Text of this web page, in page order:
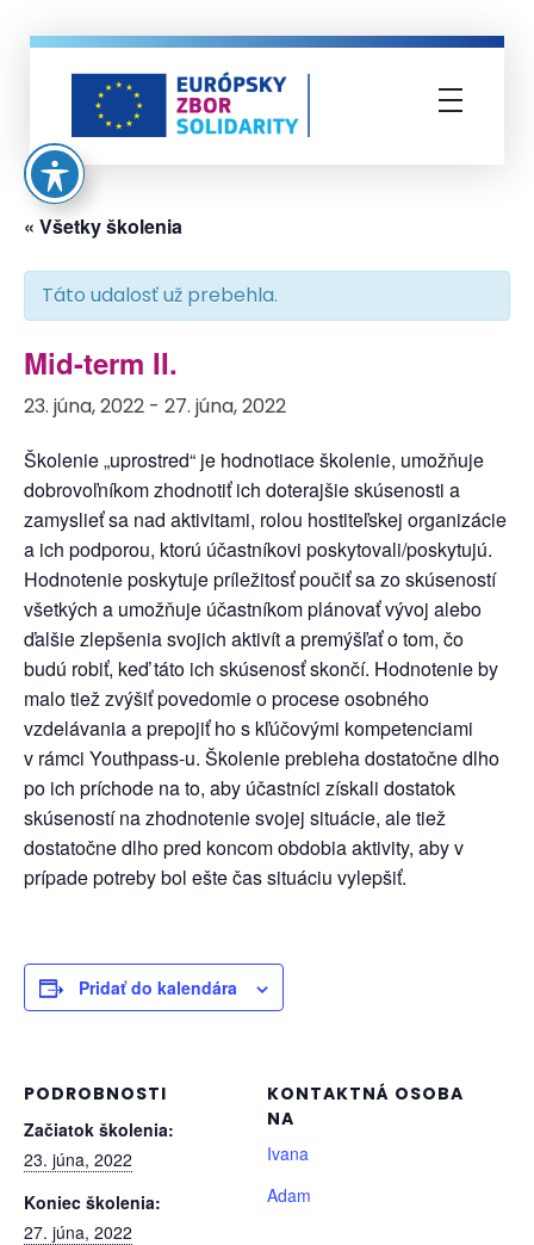
« Všetky školenia
Táto udalosť už prebehla.
Mid-term II.
23. júna, 2022 - 27. júna, 2022
Školenie „uprostred“ je hodnotiace školenie, umožňuje
dobrovoľníkom zhodnotiť ich doterajšie skúsenosti a
zamyslieť sa nad aktivitami, rolou hostiteľskej organizácie
a ich podporou, ktorú účastníkovi poskytovali/poskytujú.
Hodnotenie poskytuje príležitosť poučiť sa zo skúseností
všetkých a umožňuje účastníkom plánovať vývoj alebo
ďalšie zlepšenia svojich aktivít a premýšľať o tom, čo
budú robiť, keď táto ich skúsenosť skončí. Hodnotenie by
malo tiež zvýšiť povedomie o procese osobného
vzdelávania a prepojiť ho s kľúčovými kompetenciami
v rámci Youthpass-u. Školenie prebieha dostatočne dlho
po ich príchode na to, aby účastníci získali dostatok
skúseností na zhodnotenie svojej situácie, ale tiež
dostatočne dlho pred koncom obdobia aktivity, aby v
prípade potreby bol ešte čas situáciu vylepšiť.
Pridať do kalendára
PODROBNOSTI
Začiatok školenia:
23. júna, 2022
Koniec školenia:
27. júna, 2022
KONTAKTNÁ OSOBA
NA
Ivana
Adam